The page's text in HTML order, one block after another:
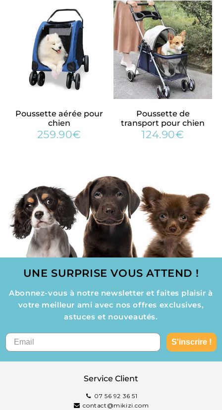
Poussette aérée pour
chien
Prix
259.90€
Poussette de
transport pour chien
Prix
124.90€
UNE SURPRISE VOUS ATTEND !
Abonnez-vous à notre newsletter et faites plaisir à
votre meilleur ami avec nos offres exclusives,
astuces et nouveautés.
S'inscrire !
Service Client
07 56 92 36 51
contact@mikizi.com